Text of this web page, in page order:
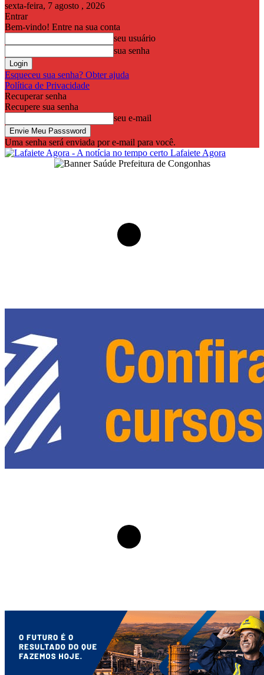
sexta-feira, 7 agosto , 2026
Entrar
Bem-vindo! Entre na sua conta
seu usuário
sua senha
Esqueceu sua senha? Obter ajuda
Política de Privacidade
Recuperar senha
Recupere sua senha
seu e-mail
Uma senha será enviada por e-mail para você.
Lafaiete Agora